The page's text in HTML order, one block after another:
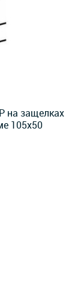
на защелках
105х50